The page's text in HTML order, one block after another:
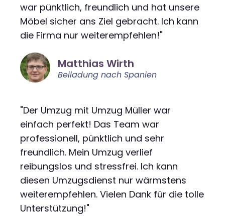
war pünktlich, freundlich und hat unsere
Möbel sicher ans Ziel gebracht. Ich kann
die Firma nur weiterempfehlen!"
Matthias Wirth
Beiladung nach Spanien
"Der Umzug mit Umzug Müller war
einfach perfekt! Das Team war
professionell, pünktlich und sehr
freundlich. Mein Umzug verlief
reibungslos und stressfrei. Ich kann
diesen Umzugsdienst nur wärmstens
weiterempfehlen. Vielen Dank für die tolle
Unterstützung!"